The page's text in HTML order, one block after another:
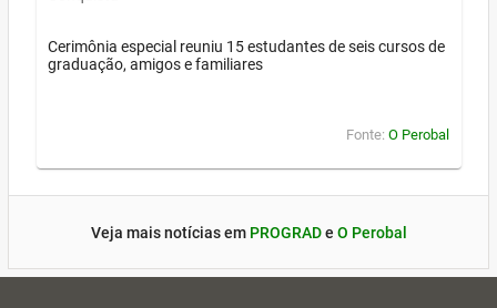
Cerimônia especial reuniu 15 estudantes de seis cursos de
graduação, amigos e familiares
Fonte: O Perobal
Veja mais notícias em PROGRADe O Perobal